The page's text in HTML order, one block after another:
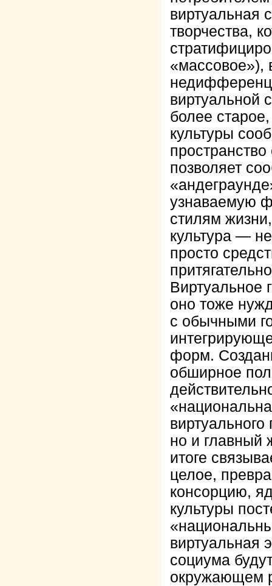
виртуальная
творчества,
«массовое»),
виртуальной
более
культуры
позволяет
узнаваемую
стилям
культура —
просто
Виртуальное
оно тоже
с обычными
форм.
обширное
виртуального
но и главный
итоге
целое,
консорцию,
культуры
виртуальная
социума
окружающем